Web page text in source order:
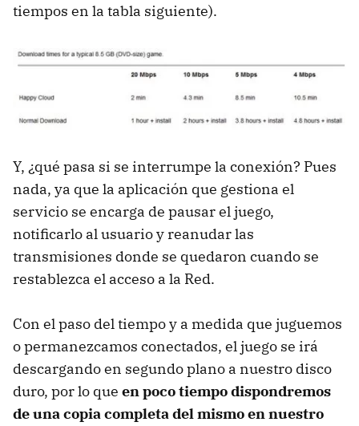
tiempos en la tabla siguiente).
Y, ¿qué pasa si se interrumpe la conexión? Pues
nada, ya que la aplicación que gestiona el
servicio se encarga de pausar el juego,
notificarlo al usuario y reanudar las
transmisiones donde se quedaron cuando se
restablezca el acceso a la Red.
Con el paso del tiempo y a medida que juguemos
o permanezcamos conectados, el juego se irá
descargando en segundo plano a nuestro disco
duro, por lo que en poco tiempo dispondremos
de una copia completa del mismo en nuestro